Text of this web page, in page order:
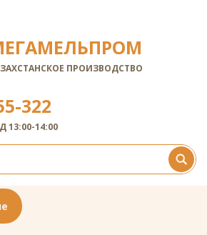
ПРОИЗВОДСТВО
322
13:00-14:00